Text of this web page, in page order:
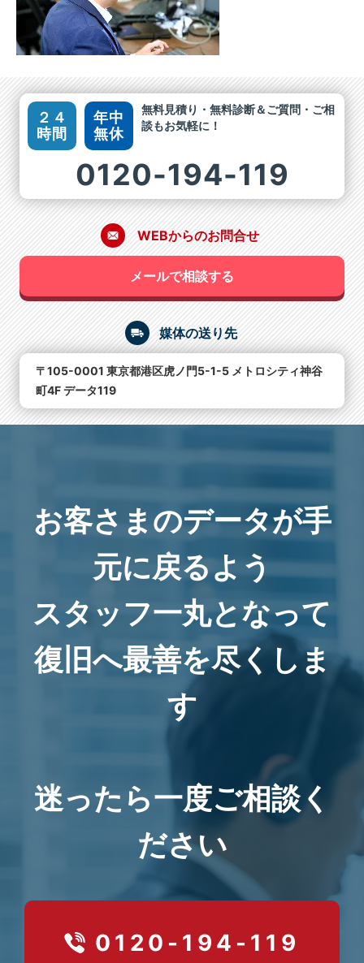
２４
時間
年中
無休
無料見積り・無料診断＆ご質問・ご相
談もお気軽に！
0120-194-119
WEBからのお問合せ
メールで相談する
媒体の送り先
〒105-0001 東京都港区虎ノ門5-1-5 メトロシティ神谷
町4F データ119
お客さまのデータが手
元に戻るよう
スタッフ一丸となって
復旧へ最善を尽くしま
す
迷ったら一度ご相談く
ださい
0120-194-119